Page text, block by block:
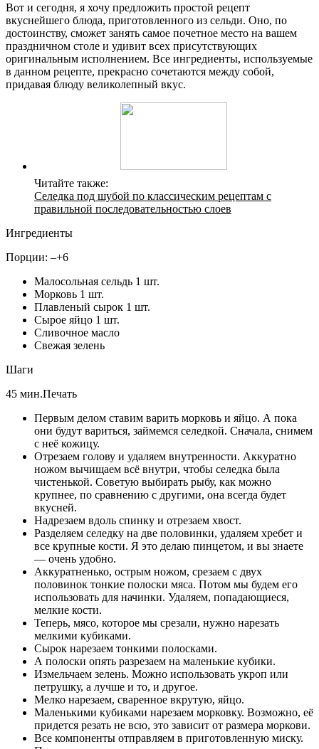
Вот и сегодня, я хочу предложить простой рецепт
вкуснейшего блюда, приготовленного из сельди. Оно, по
достоинству, сможет занять самое почетное место на вашем
праздничном столе и удивит всех присутствующих
оригинальным исполнением. Все ингредиенты, используемые
в данном рецепте, прекрасно сочетаются между собой,
придавая блюду великолепный вкус.
Читайте также:
Селедка под шубой по классическим рецептам с
правильной последовательностью слоев
Ингредиенты
Порции: –+6
Малосольная сельдь 1 шт.
Морковь 1 шт.
Плавленый сырок 1 шт.
Сырое яйцо 1 шт.
Сливочное масло
Свежая зелень
Шаги
45 мин.Печать
Первым делом ставим варить морковь и яйцо. А пока
они будут вариться, займемся селедкой. Сначала, снимем
с неё кожицу.
Отрезаем голову и удаляем внутренности. Аккуратно
ножом вычищаем всё внутри, чтобы селедка была
чистенькой. Советую выбирать рыбу, как можно
крупнее, по сравнению с другими, она всегда будет
вкусней.
Надрезаем вдоль спинку и отрезаем хвост.
Разделяем селедку на две половинки, удаляем хребет и
все крупные кости. Я это делаю пинцетом, и вы знаете
— очень удобно.
Аккуратненько, острым ножом, срезаем с двух
половинок тонкие полоски мяса. Потом мы будем его
использовать для начинки. Удаляем, попадающиеся,
мелкие кости.
Теперь, мясо, которое мы срезали, нужно нарезать
мелкими кубиками.
Сырок нарезаем тонкими полосками.
А полоски опять разрезаем на маленькие кубики.
Измельчаем зелень. Можно использовать укроп или
петрушку, а лучше и то, и другое.
Мелко нарезаем, сваренное вкрутую, яйцо.
Маленькими кубиками нарезаем морковку. Возможно, её
придется резать не всю, это зависит от размера моркови.
Все компоненты отправляем в приготовленную миску.